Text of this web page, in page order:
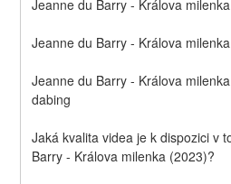
Jeanne du Barry - Králova
Jeanne du Barry - Králova
Jeanne du Barry - Králova
dabing
Jaká kvalita videa je k dispozici v
Barry - Králova milenka (2023)?